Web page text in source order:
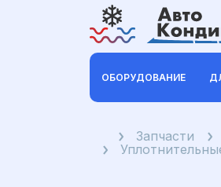
ОБОРУДОВАНИЕ
ГлавнаяЗапчасти